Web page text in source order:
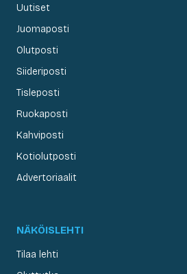
Uutiset
Juomaposti
Olutposti
Siideriposti
Tisleposti
Ruokaposti
Kahviposti
Kotiolutposti
Advertoriaalit
NÄKÖISLEHTI
Tilaa lehti